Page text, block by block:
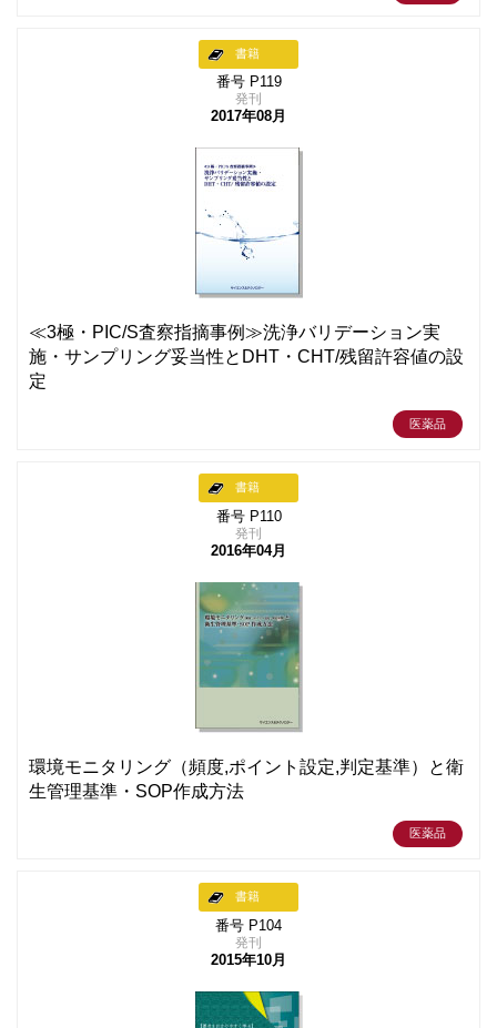
書籍
番号 P119
発刊
2017年08月
≪3極・PIC/S査察指摘事例≫洗浄バリデーション実
施・サンプリング妥当性とDHT・CHT/残留許容値の設
定
医薬品
書籍
番号 P110
発刊
2016年04月
環境モニタリング（頻度,ポイント設定,判定基準）と衛
生管理基準・SOP作成方法
医薬品
書籍
番号 P104
発刊
2015年10月